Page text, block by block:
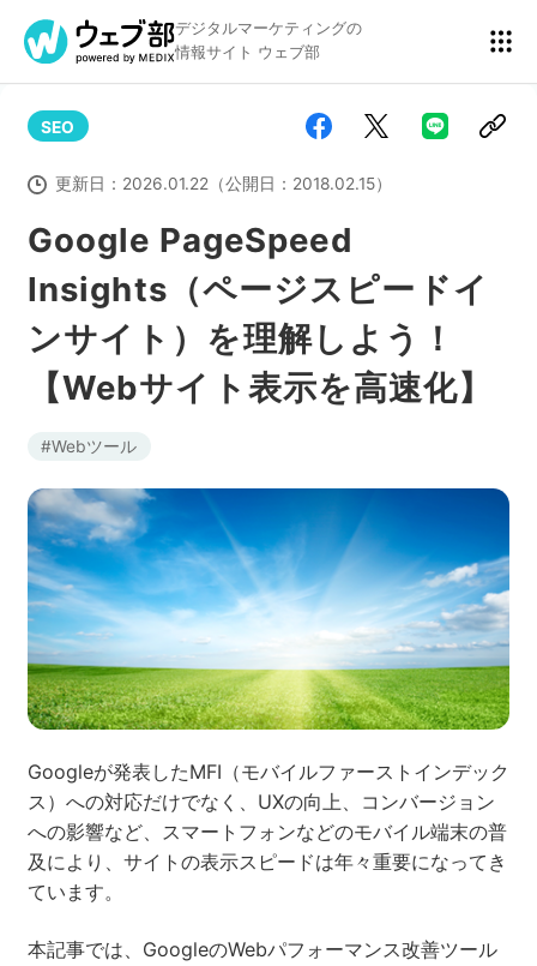
デジタルマーケティングの
情報サイト ウェブ部
リスティング広告 BtoBマーケティング
アクセス解析 ディスプレイ広告
アドテクノロジー 広告クリエイティブ
Webサイト構築
ネット市場調査データ フィード広告
SEO ホワイトペーパー
CRM KARTE
Google PageSpeed
Insights（ページスピードイ
ンサイト）を理解しよう！
【Webサイト表示を高速化】
SEO
更新日： 2026.01.22（公開日： 2018.02.15）
Webツール
Googleが発表したMFI（モバイルファーストインデック
ス）への対応だけでなく、UXの向上、コンバージョン
への影響など、スマートフォンなどのモバイル端末の普
及により、サイトの表示スピードは年々重要になってき
ています。
本記事では、GoogleのWebパフォーマンス改善ツール